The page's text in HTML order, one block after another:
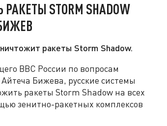
STORM SHADOW
ракеты Storm Shadow.
ВВС России по вопросам
Бижева, русские системы
ракеты Storm Shadow на всех
зенитно-ракетных комплексов